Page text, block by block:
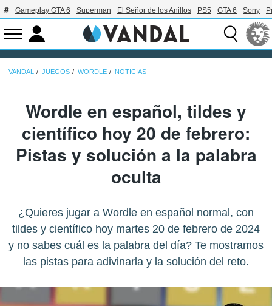
Gameplay GTA 6 Superman El Señor de los Anillos PS5 GTA 6 Sony
VANDAL JUEGOS WORDLE NOTICIAS
Wordle en español, tildes y
científico hoy 20 de febrero:
Pistas y solución a la palabra
oculta
¿Quieres jugar a Wordle en español normal, con
tildes y científico hoy martes 20 de febrero de 2024
y no sabes cuál es la palabra del día? Te mostramos
las pistas para adivinarla y la solución del reto.